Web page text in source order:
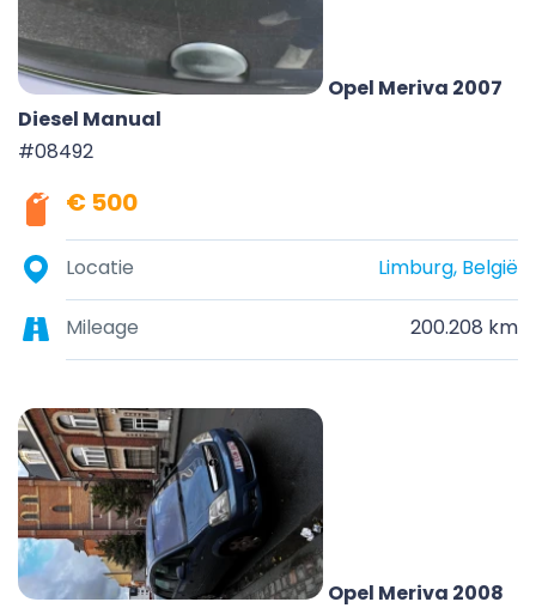
Opel Meriva 2007
Diesel Manual
#08492
€ 500
Locatie Limburg, België
Mileage 200.208 km
Opel Meriva 2008